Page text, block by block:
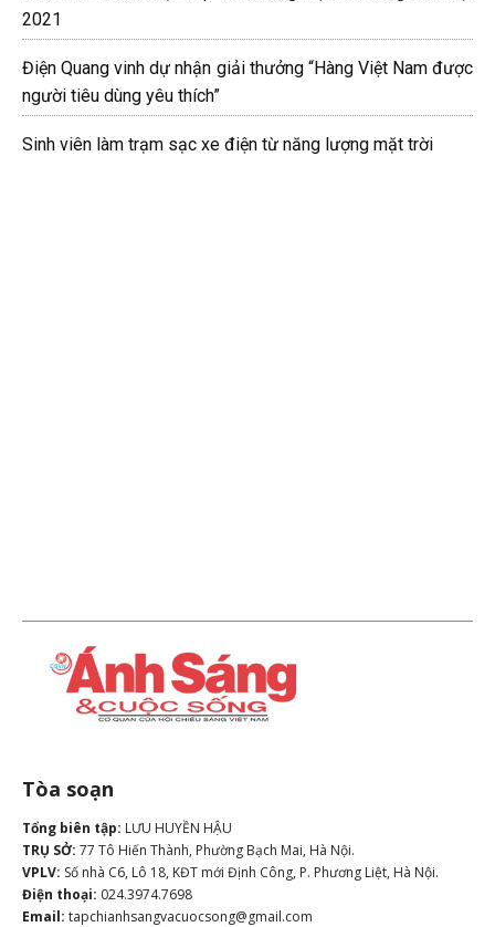
2021
Điện Quang vinh dự nhận giải thưởng “Hàng Việt Nam được
người tiêu dùng yêu thích”
Sinh viên làm trạm sạc xe điện từ năng lượng mặt trời
Tòa soạn
Tổng biên tập: LƯU HUYỀN HẬU
TRỤ SỞ: 77 Tô Hiến Thành, Phường Bạch Mai, Hà Nội.
VPLV: Số nhà C6, Lô 18, KĐT mới Định Công, P. Phương Liệt, Hà Nội.
Điện thoại: 024.3974.7698
Email: tapchianhsangvacuocsong@gmail.com